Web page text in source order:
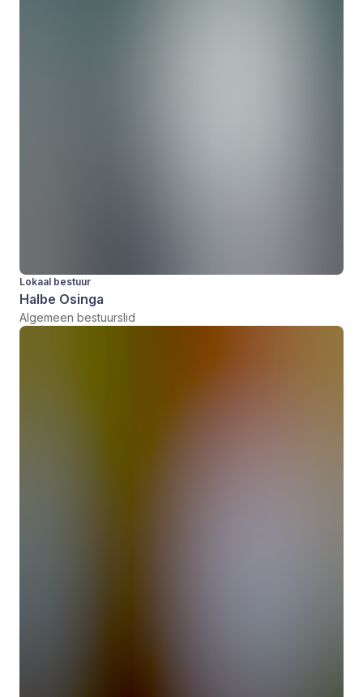
Lokaal bestuur
Halbe Osinga
Algemeen bestuurslid